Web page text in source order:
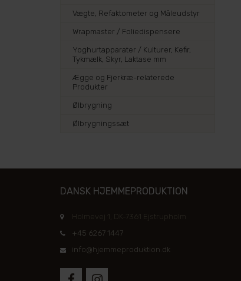
Vægte, Refaktometer og Måleudstyr
Wrapmaster / Foliedispensere
Yoghurtapparater / Kulturer, Kefir,
Tykmælk, Skyr, Laktase mm
Ægge og Fjerkræ-relaterede
Produkter
Ølbrygning
Ølbrygningssæt
DANSK HJEMMEPRODUKTION
Holmevej 1, DK-7361 Ejstrupholm
+45 6267 1447
info@hjemmeproduktion.dk